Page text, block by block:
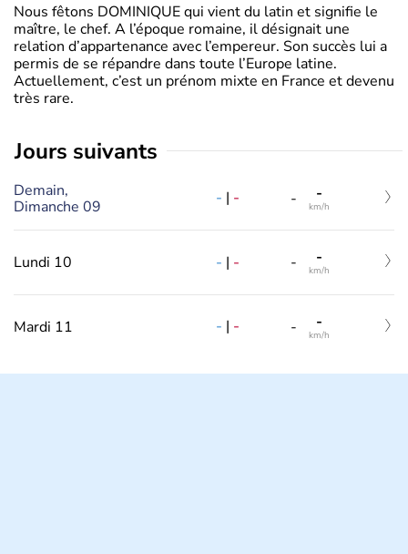
Nous fêtons DOMINIQUE qui vient du latin et signifie le
maître, le chef. A l’époque romaine, il désignait une
relation d’appartenance avec l’empereur. Son succès lui a
permis de se répandre dans toute l’Europe latine.
Actuellement, c’est un prénom mixte en France et devenu
très rare.
jours suivants
Demain,
Dimanche 09
- | - - -
km/h
Lundi 10 - | - - -
km/h
Mardi 11 - | - - -
km/h